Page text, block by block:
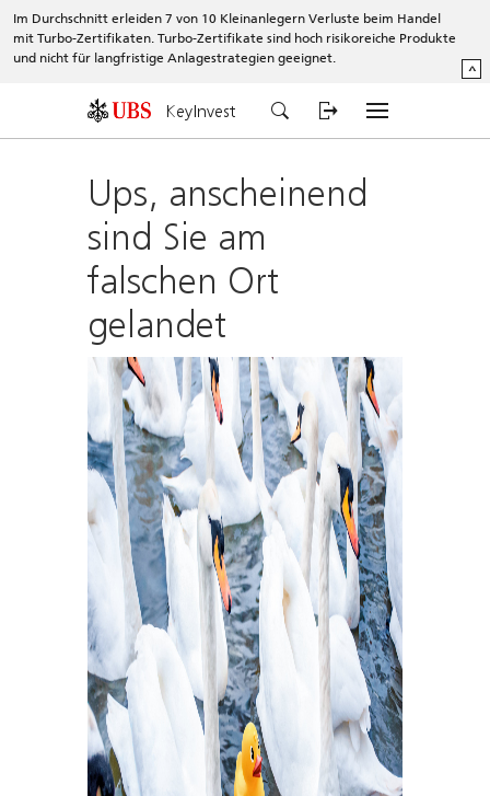
Im Durchschnitt erleiden 7 von 10 Kleinanlegern Verluste beim Handel
mit Turbo-Zertifikaten. Turbo-Zertifikate sind hoch risikoreiche Produkte
und nicht für langfristige Anlagestrategien geeignet.
^
KeyInvest
Ups, anscheinend
sind Sie am
falschen Ort
gelandet